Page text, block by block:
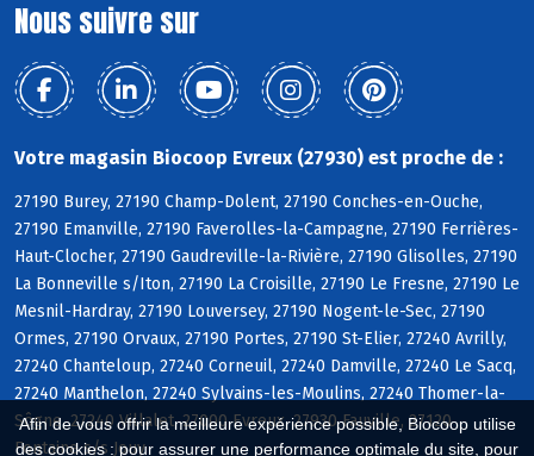
Afin de vous offrir la meilleure expérience possible, Biocoop utilise
des cookies : pour assurer une performance optimale du site, pour
Nous suivre sur
Votre magasin Biocoop Evreux (27930) est proche de :
27190 Burey, 27190 Champ-Dolent, 27190 Conches-en-Ouche,
27190 Emanville, 27190 Faverolles-la-Campagne, 27190 Ferrières-
Haut-Clocher, 27190 Gaudreville-la-Rivière, 27190 Glisolles, 27190
La Bonneville s/Iton, 27190 La Croisille, 27190 Le Fresne, 27190 Le
Mesnil-Hardray, 27190 Louversey, 27190 Nogent-le-Sec, 27190
Ormes, 27190 Orvaux, 27190 Portes, 27190 St-Elier, 27240 Avrilly,
27240 Chanteloup, 27240 Corneuil, 27240 Damville, 27240 Le Sacq,
27240 Manthelon, 27240 Sylvains-les-Moulins, 27240 Thomer-la-
Sôgne, 27240 Villalet, 27000 Evreux, 27930 Fauville, 27120
Fontaine s/s Jouy